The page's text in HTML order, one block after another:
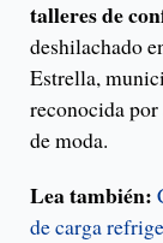
talleres de
deshilachado
Estrella,
reconocida
de moda.
Lea también:
de carga